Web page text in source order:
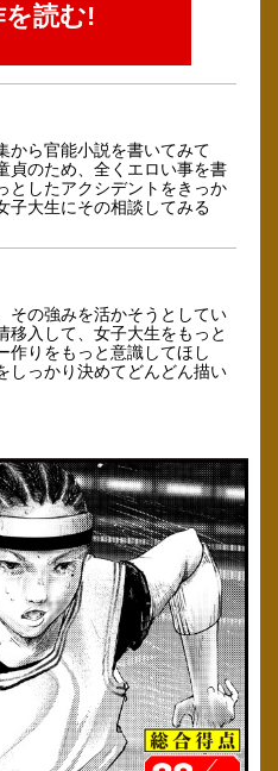
を読む!
から官能小説を書いてみて
貞のため、全くエロい事を書
としたアクシデントをきっか
子大生にその相談してみる
その強みを活かそうとしてい
移入して、女子大生をもっと
作りをもっと意識してほし
しっかり決めてどんどん描い